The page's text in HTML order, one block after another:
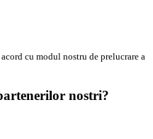
cu modul nostru de prelucrare a
nostri?